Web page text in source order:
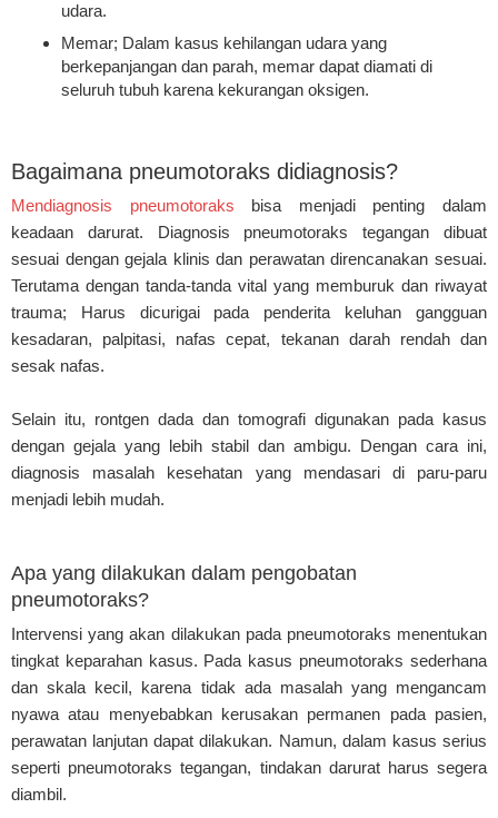
udara.
Memar; Dalam kasus kehilangan udara yang
berkepanjangan dan parah, memar dapat diamati di
seluruh tubuh karena kekurangan oksigen.
Bagaimana pneumotoraks didiagnosis?
Mendiagnosis pneumotoraks bisa menjadi penting dalam
keadaan darurat. Diagnosis pneumotoraks tegangan dibuat
sesuai dengan gejala klinis dan perawatan direncanakan sesuai.
Terutama dengan tanda-tanda vital yang memburuk dan riwayat
trauma; Harus dicurigai pada penderita keluhan gangguan
kesadaran, palpitasi, nafas cepat, tekanan darah rendah dan
sesak nafas.
Selain itu, rontgen dada dan tomografi digunakan pada kasus
dengan gejala yang lebih stabil dan ambigu. Dengan cara ini,
diagnosis masalah kesehatan yang mendasari di paru-paru
menjadi lebih mudah.
Apa yang dilakukan dalam pengobatan
pneumotoraks?
Intervensi yang akan dilakukan pada pneumotoraks menentukan
tingkat keparahan kasus. Pada kasus pneumotoraks sederhana
dan skala kecil, karena tidak ada masalah yang mengancam
nyawa atau menyebabkan kerusakan permanen pada pasien,
perawatan lanjutan dapat dilakukan. Namun, dalam kasus serius
seperti pneumotoraks tegangan, tindakan darurat harus segera
diambil.